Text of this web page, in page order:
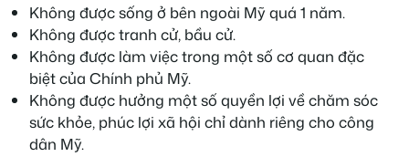
Không được sống ở bên ngoài Mỹ quá 1 năm.
Không được tranh cử, bầu cử.
Không được làm việc trong một số cơ quan đặc
biệt của Chính phủ Mỹ.
Không được hưởng một số quyền lợi về chăm sóc
sức khỏe, phúc lợi xã hội chỉ dành riêng cho công
dân Mỹ.